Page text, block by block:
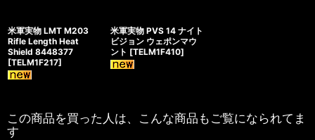
米軍実物 LMT M203
Rifle Length Heat
Shield 8448377
[TELM1F217]
米軍実物 PVS 14 ナイト
ビジョン ウェポンマウ
ント [TELM1F410]
この商品を買った人は、こんな商品もご覧になられてま
す